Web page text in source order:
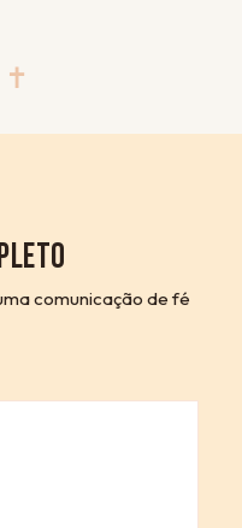
comunicação de fé